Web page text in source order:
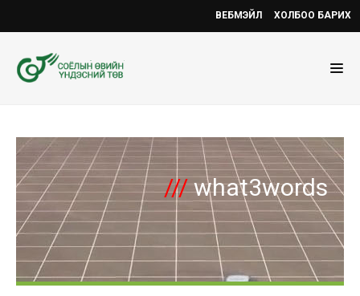
ВЕБМЭЙЛ ХОЛБОО БАРИХ
///what3words